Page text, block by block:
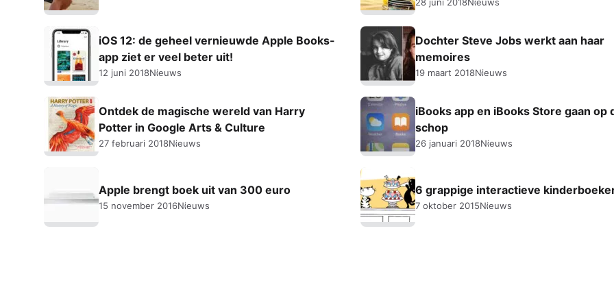
iOS 12: de geheel vernieuwde Apple Books-
app ziet er veel beter uit!
12 juni 2018Nieuws
Dochter Steve Jobs werkt aan haar
memoires
19 maart 2018Nieuws
Ontdek de magische wereld van Harry
Potter in Google Arts & Culture
27 februari 2018Nieuws
iBooks app en iBooks Store gaan op
schop
26 januari 2018Nieuws
Apple brengt boek uit van 300 euro
15 november 2016Nieuws
6 grappige interactieve
7 oktober 2015Nieuws